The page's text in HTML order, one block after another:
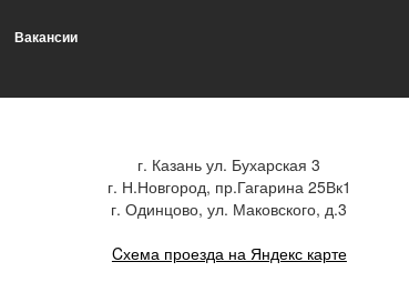
Вакансии
г. Казань ул. Бухарская 3
г. Н.Новгород, пр.Гагарина 25Вк1
г. Одинцово, ул. Маковского, д.3
Cхема проезда на Яндекс карте